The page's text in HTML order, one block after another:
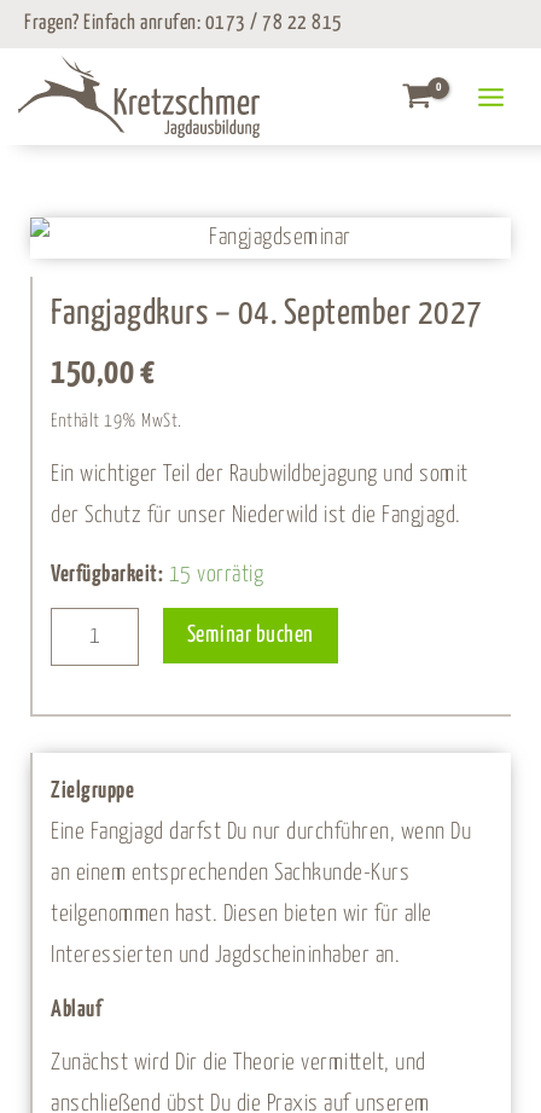
Zum
springen
Fragen? Einfach anrufen: 0173 / 78 22 815
Fangjagdkurs – 04. September 2027
150,00€
Enthält 19% MwSt.
Ein wichtiger Teil der Raubwildbejagung und somit
der Schutz für unser Niederwild ist die Fangjagd.
Verfügbarkeit: 15 vorrätig
Fangjagdkurs
-
Menge
Seminar buchen
Zielgruppe
Eine Fangjagd darfst Du nur durchführen, wenn Du
an einem entsprechenden Sachkunde-Kurs
teilgenommen hast. Diesen bieten wir für alle
Interessierten und Jagdscheininhaber an.
Ablauf
Zunächst wird Dir die Theorie vermittelt, und
anschließend übst Du die Praxis auf unserem